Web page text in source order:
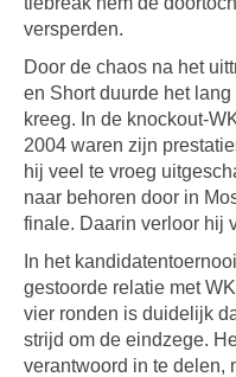
versperden.
Door de chaos na het
en Short duurde het
kreeg. In de knockout-
2004 waren zijn
hij veel te vroeg
naar behoren door in
finale. Daarin verloor hij
In het
gestoorde relatie met
vier ronden is duidelijk
strijd om de eindzege.
verantwoord in te delen,